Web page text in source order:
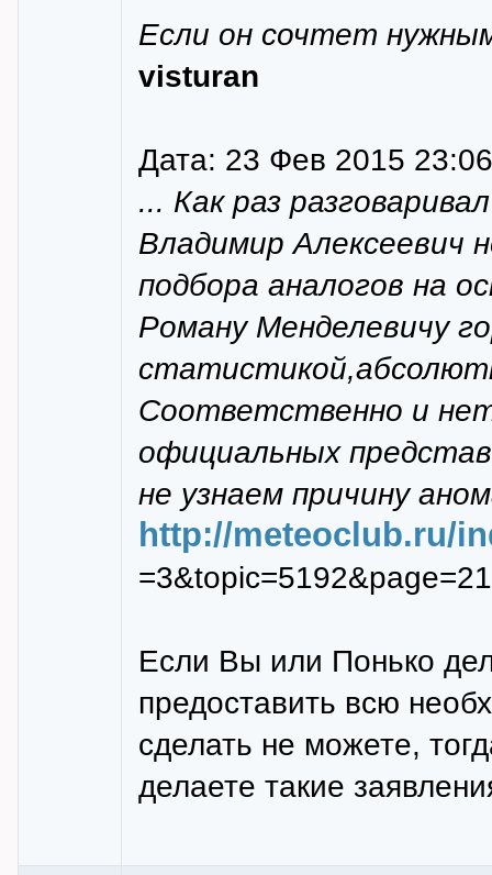
Если он сочтет
visturan
Дата: 23 Фев 2015 23:06
... Как раз
Владимир Алексеевич
подбора аналогов на
Роману Менделевичу
Соответственно и
официальных
не узнаем причину
http://meteoclub.ru/
=3&topic=5192&page=21
Если Вы или Понько
предоставить всю
сделать не можете,
делаете такие